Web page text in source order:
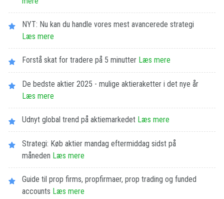
NYT: Nu kan du handle vores mest avancerede strategi
Læs mere
Forstå skat for tradere på 5 minutter Læs mere
De bedste aktier 2025 - mulige aktieraketter i det nye år
Læs mere
Udnyt global trend på aktiemarkedet Læs mere
Strategi: Køb aktier mandag eftermiddag sidst på
måneden Læs mere
Guide til prop firms, propfirmaer, prop trading og funded
accounts Læs mere